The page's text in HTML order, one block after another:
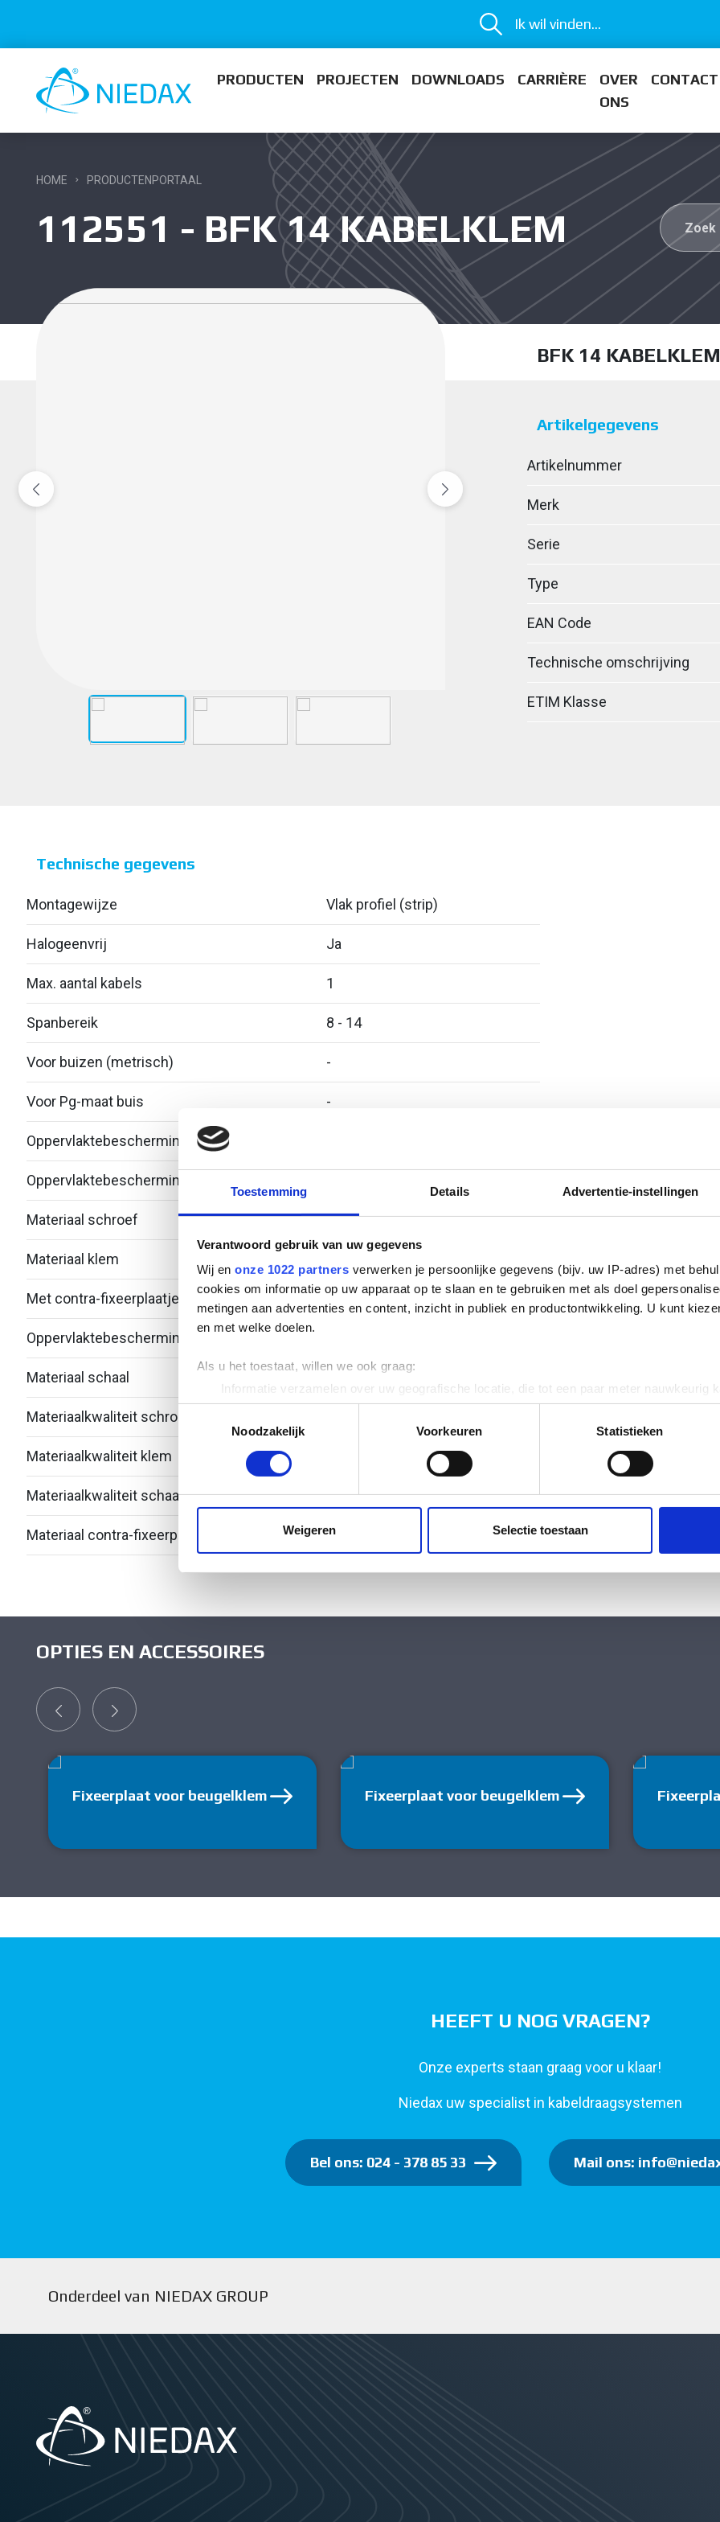
Toestemming Details Advertentie-instellingen
Verantwoord gebruik van uw gegevens
Wij en onze 1022 partners verwerken je persoonlijke gegevens (bijv. uw IP-adres) met
cookies om informatie op uw apparaat op te slaan en te gebruiken met als doel
metingen aan advertenties en content, inzicht in publiek en productontwikkeling. U kunt
en met welke doelen.
Als u het toestaat, willen we ook graag:
Informatie verzamelen over uw geografische locatie, die tot een paar meter nauwkeurig
Uw apparaat identificeren door het actief te scannen op specifieke eigenschappen
Lees meer over hoe uw persoonlijke gegevens worden verwerkt en stel uw voorkeuren in het
toestemming op elk moment wijzigen of intrekken in de Cookieverklaring.
websiteverkeer te analyseren. Ook delen we informatie over uw gebruik van onze site met
media, adverteren en analyse. Deze partners kunnen deze gegevens combineren met
Noodzakelijk
Voorkeuren Statistieken
Weigeren Selectie toestaan
Ik wil vinden...
PRODUCTEN PROJECTEN DOWNLOADS CARRIÈRE
OVER
ONS
CONTACT
HOME PRODUCTENPORTAAL
112551 - BFK 14 KABELKLEM
BFK 14 KABELKLEM
Artikelgegevens
Artikelnummer
Merk
Serie
Type
EAN Code
Technische omschrijving
ETIM Klasse
Technische gegevens
Montagewijze Vlak profiel (strip)
Halogeenvrij Ja
Max. aantal kabels 1
Spanbereik 8 - 14
Voor buizen (metrisch) -
Voor Pg-maat buis -
Oppervlaktebescherming klem
Oppervlaktebescherming schroef
Materiaal schroef Staal
Materiaal klem
Met contra-fixeerplaatje Nee
Oppervlaktebescherming schaal
Materiaal schaal Kunststof
Materiaalkwaliteit schroef
Materiaalkwaliteit klem
Materiaalkwaliteit schaal Polyethyleen (PE)
Materiaal contra-fixeerplaatje Kunststof
OPTIES EN ACCESSOIRES
Fixeerplaat voor beugelklem Fixeerplaat voor beugelklem
HEEFT U NOG VRAGEN?
Onze experts staan graag voor u klaar!
Niedax uw specialist in kabeldraagsystemen
Bel ons: 024 - 378 85 33 Mail ons:
Onderdeel van NIEDAX GROUP